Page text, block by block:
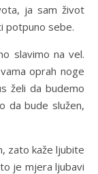
ja sam život
potpuno sebe.
slavimo na vel.
oprah noge
želi da budemo
da bude služen,
zato kaže ljubite
je mjera ljubavi